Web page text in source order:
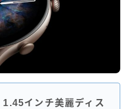
インチ美麗ディス